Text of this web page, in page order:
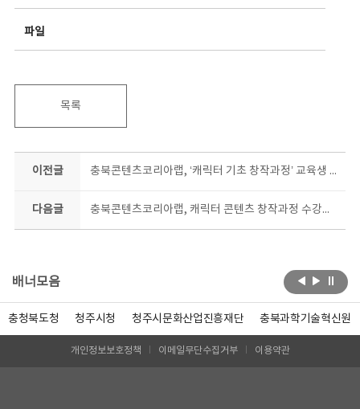
파일
목록
이전글 충북콘텐츠코리아랩, ‘캐릭터 기초 창작과정’ 교육생 모집
다음글 충북콘텐츠코리아랩, 캐릭터 콘텐츠 창작과정 수강생 모집
배너모음
충청북도청 청주시청 청주시문화산업진흥재단 충북과학기술혁신원
개인정보보호정책 이메일무단수집거부 이용약관